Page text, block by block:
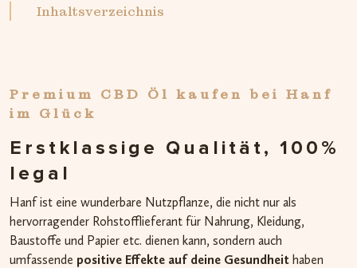
Premium CBD Öl kaufen bei Hanf
im Glück
Erstklassige Qualität, 100%
legal
Hanf ist eine wunderbare Nutzpflanze, die nicht nur als
hervorragender Rohstofflieferant für Nahrung, Kleidung,
Baustoffe und Papier etc. dienen kann, sondern auch
umfassende positive Effekte auf deine Gesundheit haben
Inhaltsverzeichnis